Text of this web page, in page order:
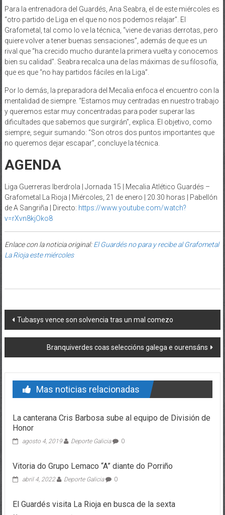
Para la entrenadora del Guardés, Ana Seabra, el de este miércoles es
“otro partido de Liga en el que no nos podemos relajar”. El
Grafometal, tal como lo ve la técnica, “viene de varias derrotas, pero
quiere volver a tener buenas sensaciones”, además de que es un
rival que “ha crecido mucho durante la primera vuelta y conocemos
bien su calidad”. Seabra recalca una de las máximas de su filosofía,
que es que “no hay partidos fáciles en la Liga”.
Por lo demás, la preparadora del Mecalia enfoca el encuentro con la
mentalidad de siempre. “Estamos muy centradas en nuestro trabajo
y queremos estar muy concentradas para poder superar las
dificultades que sabemos que surgirán”, explica. El objetivo, como
siempre, seguir sumando: “Son otros dos puntos importantes que
no queremos dejar escapar”, concluye la técnica.
AGENDA
Liga Guerreras Iberdrola | Jornada 15 | Mecalia Atlético Guardés –
Grafometal La Rioja | Miércoles, 21 de enero | 20.30 horas | Pabellón
de A Sangriña | Directo: https://www.youtube.com/watch?
v=rXvn8kjOko8
Enlace con la noticia original:El Guardés no para y recibe al Grafometal
La Rioja este miércoles
Post navigation
Tubasys vence son solvencia tras un mal comezo
Branquiverdes coas seleccións galega e ourensáns
Mas noticias relacionadas
La canterana Cris Barbosa sube al equipo de División de
Honor
agosto 4, 2019 Deporte Galicia 0
Vitoria do Grupo Lemaco “A” diante do Porriño
abril 4, 2022 Deporte Galicia 0
El Guardés visita La Rioja en busca de la sexta